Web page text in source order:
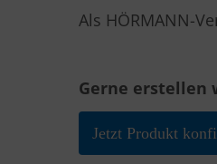
Als HÖRMANN-
Gerne erstellen
Jetzt Produkt